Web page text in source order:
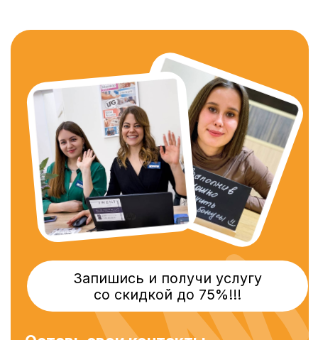
Онлайн-запись
+7 (3462) 76-93-11
Политика конфиденциальности
Правила для потребителей услуг
персональных данных
twenty.surgut@ya.ru
© 2025 Twenty Studio
Подпишись на соц сети